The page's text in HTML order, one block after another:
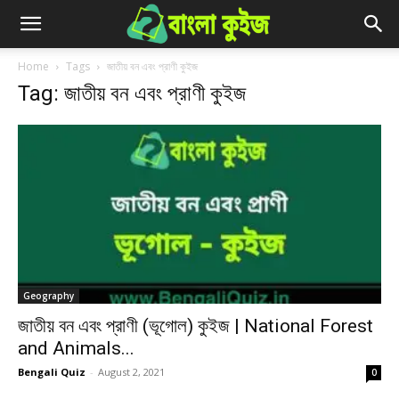
Home Tags জাতীয় বন এবং প্রাণী কুইজ
Tag: জাতীয় বন এবং প্রাণী কুইজ
Geography
জাতীয় বন এবং প্রাণী (ভূগোল) কুইজ | National Forest
and Animals...
Bengali Quiz - August 2, 2021 0